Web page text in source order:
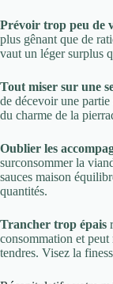
Prévoir trop peu de
plus gênant que de
vaut un léger surplus
Tout miser sur une
de décevoir une
du charme de la
Oublier les
surconsommer la
sauces maison
quantités.
Trancher trop épais
consommation et
tendres. Visez la